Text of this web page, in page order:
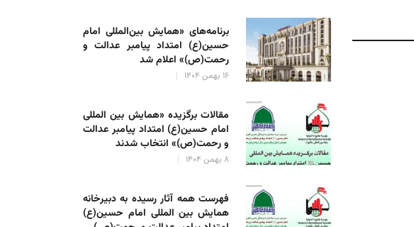
برنامه‌های «همایش بین‌المللی امام
حسین(ع) امتداد پیامبر عدالت و
رحمت(ص)» اعلام شد
۱۶ بهمن ۱۴۰۴
مقالات برگزیده «همایش بین المللی
امام حسین(ع) امتداد پیامبر عدالت
و رحمت(ص)» انتخاب شدند
۸ بهمن ۱۴۰۴
فهرست همه آثار رسیده به دبیرخانه
همایش بین المللی امام حسین(ع)